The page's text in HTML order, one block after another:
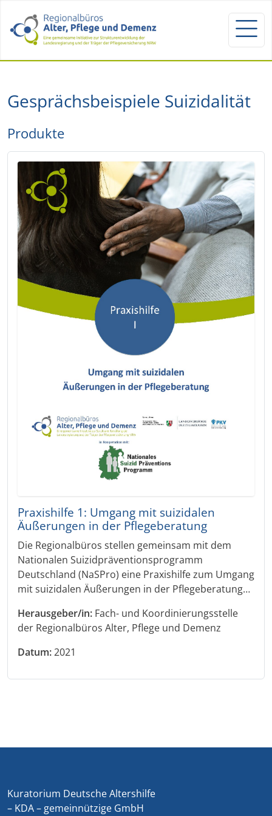
Gesprächsbeispiele Suizidalität
Produkte
Praxishilfe 1: Umgang mit suizidalen
Äußerungen in der Pflegeberatung
Die Regionalbüros stellen gemeinsam mit dem
Nationalen Suizidpräventionsprogramm
Deutschland (NaSPro) eine Praxishilfe zum Umgang
mit suizidalen Äußerungen in der Pflegeberatung…
Herausgeber/in: Fach- und Koordinierungsstelle
der Regionalbüros Alter, Pflege und Demenz
Datum:2021
Kuratorium Deutsche Altershilfe
– KDA – gemeinnützige GmbH